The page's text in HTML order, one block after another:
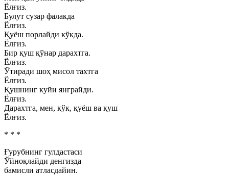
Ёлғиз.
Булут сузар фалакда
Ёлғиз.
Қуёш порлайди кўкда.
Ёлғиз.
Бир қуш қўнар дарахтга.
Ёлғиз.
Ўтиради шоҳ мисол тахтга
Ёлғиз.
Қушнинг куйи янграйди.
Ёлғиз.
Дарахтга, мен, кўк, қуёш ва қуш
Ёлғиз.
* * *
Ғурубнинг гулдастаси
Ўйноқлайди денгизда
бамисли атласдайин.